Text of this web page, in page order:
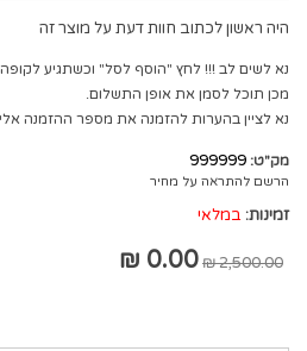
היה ראשון לכתוב חוות דעת על מוצר זה
נא לשים לב !!! לחץ "הוסף לסל" וכשתגיע
מכן תוכל לסמן את אופן התשלום.
נא לציין בהערות להזמנה את מספר ההזמנה
מק"ט: 999999
הרשם להתראה על מחיר
זמינות: במלאי
2,500.00 ₪
0.00 ₪